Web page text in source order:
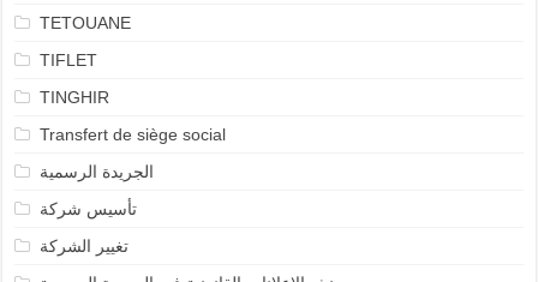
TETOUANE
TIFLET
TINGHIR
Transfert de siège social
الجريدة الرسمية
تأسيس شركة
تغيير الشركة